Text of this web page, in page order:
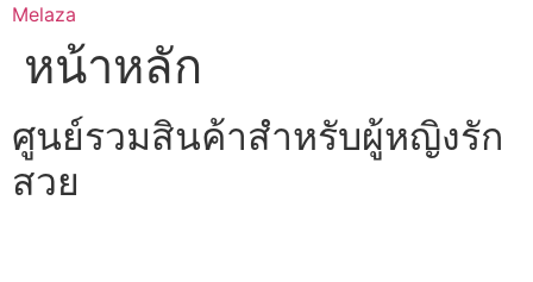
Skip
content
Melaza
หน้าหลัก
ศูนย์รวมสินค้าสำหรับผู้หญิงรัก
สวย